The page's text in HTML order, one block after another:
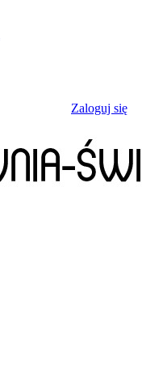
Zaloguj się